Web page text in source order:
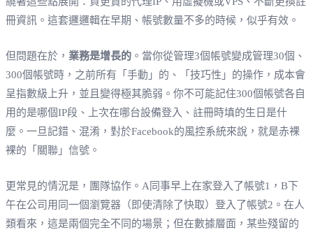
冊資訊。這套邏邏輯在早期、帳號數量不多的時候，似乎有效。
但問題在於， 業務是增長的 。當你從管理3個帳號變成管理30個、
300個帳號時，之前所有「手動」的、「技巧性」的操作，成本會
呈指數級上升，並且變得極其脆弱。你不可能記住300個帳號各自
用的是哪個IP段、上次在哪台設備登入、註冊時填的生日是什
麼。一旦記錯、混淆，對於Facebook的風控系統來說，就是赤裸
裸的「關聯」信號。
更常見的情況是，團隊協作。A同事早上在家登入了帳號1，B下
午在公司用同一個瀏覽器（即使清除了快取）登入了帳號2。在人
類看來，這是兩個完全不同的場景；但在數據層面，某些殘留的